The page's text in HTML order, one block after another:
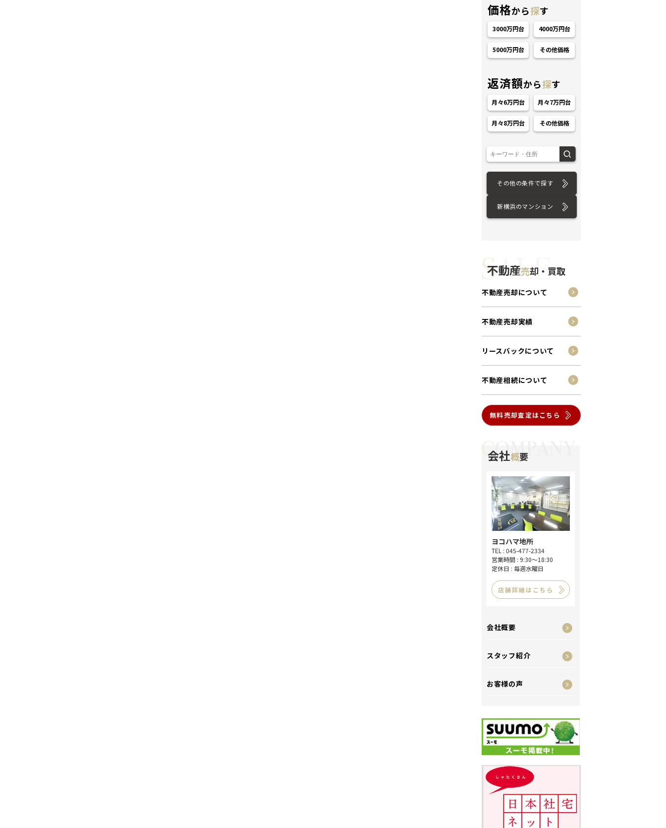
価格から探す
3000万円台 4000万円台
5000万円台 その他価格
返済額から探す
月々6万円台 月々7万円台
月々8万円台 その他価格
その他の条件で探す
新横浜のマンション
不動産売却・買取
不動産売却について
不動産売却実績
リースバックについて
不動産相続について
無料売却査定はこちら
会社概要
ヨコハマ地所
TEL : 045-477-2334
営業時間 : 9:30～18:30
定休日 : 毎週水曜日
店舗詳細はこちら
会社概要
スタッフ紹介
お客様の声